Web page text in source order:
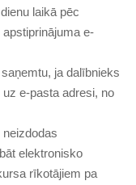
laikā pēc
e-
ja dalībnieks
e-pasta adresi, no
elektronisko
rīkotājiem pa